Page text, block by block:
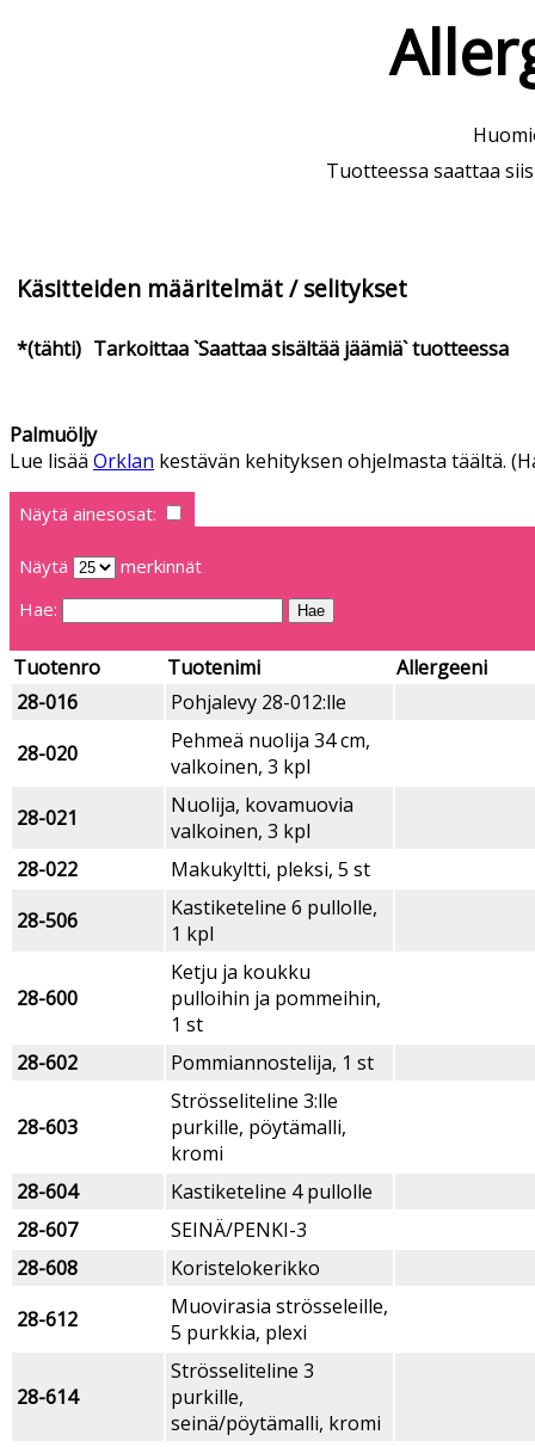
Tuotteessa saattaa
Käsitteiden määritelmät / selitykset
*(tähti) Tarkoittaa `Saattaa sisältää jäämiä` tuotteessa
Palmuöljy
Lue lisää Orklan kestävän kehityksen ohjelmasta täältä.
Näytä ainesosat:
Näytä
merkinnät
Hae:
Tuotenro Tuotenimi
Allergeeni
28-016
Pohjalevy 28-012:lle
28-020
Pehmeä nuolija 34 cm,
valkoinen, 3 kpl
28-021
Nuolija, kovamuovia
valkoinen, 3 kpl
28-022
Makukyltti, pleksi, 5 st
28-506
Kastiketeline 6 pullolle,
1 kpl
28-600
Ketju ja koukku
pulloihin ja pommeihin,
1 st
28-602
Pommiannostelija, 1 st
28-603
Strösseliteline 3:lle
purkille, pöytämalli,
kromi
28-604
Kastiketeline 4 pullolle
28-607
SEINÄ/PENKI-3
28-608
Koristelokerikko
28-612
Muovirasia strösseleille,
5 purkkia, plexi
28-614
Strösseliteline 3
purkille,
seinä/pöytämalli, kromi